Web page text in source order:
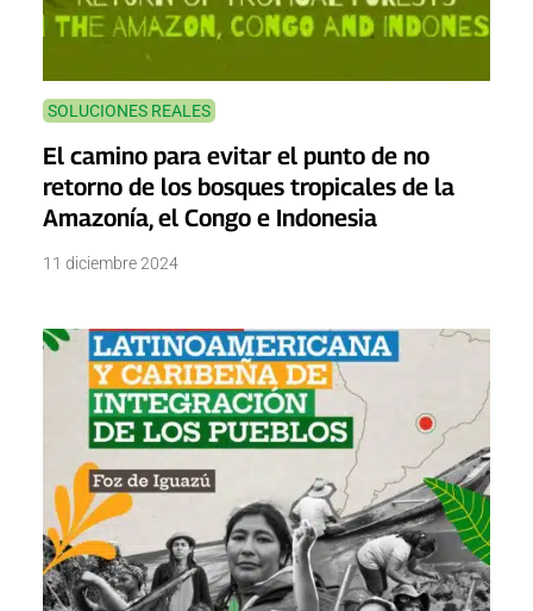
SOLUCIONES REALES
El camino para evitar el punto de no
retorno de los bosques tropicales de la
Amazonía, el Congo e Indonesia
11 diciembre 2024